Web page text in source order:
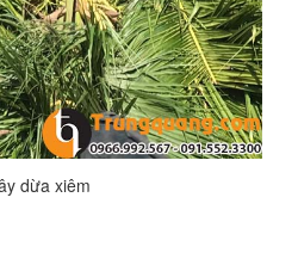
dừa xiêm